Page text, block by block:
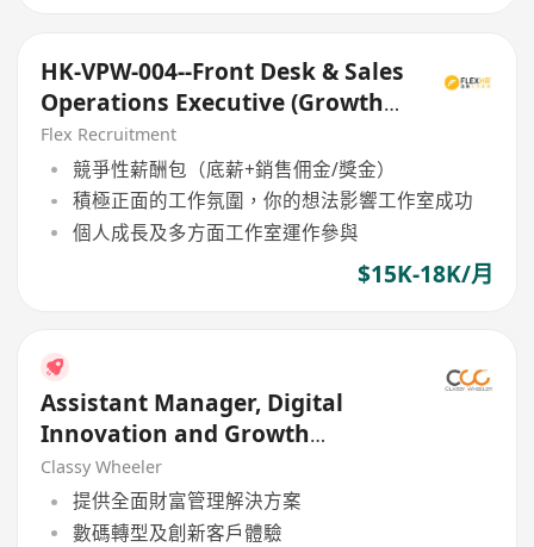
HK-VPW-004--Front Desk & Sales
Operations Executive (Growth
Focus)
Flex Recruitment
競爭性薪酬包（底薪+銷售佣金/獎金）
積極正面的工作氛圍，你的想法影響工作室成功
個人成長及多方面工作室運作參與
$15K-18K/月
Assistant Manager, Digital
Innovation and Growth
(Program Coordination)
Classy Wheeler
提供全面財富管理解決方案
數碼轉型及創新客戶體驗